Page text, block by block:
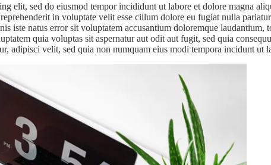
elit, sed do eiusmod tempor incididunt ut labore et dolore magna
in voluptate velit esse cillum dolore eu fugiat nulla
iste natus error sit voluptatem accusantium doloremque
quia voluptas sit aspernatur aut odit aut fugit, sed quia
adipisci velit, sed quia non numquam eius modi tempora incidunt ut